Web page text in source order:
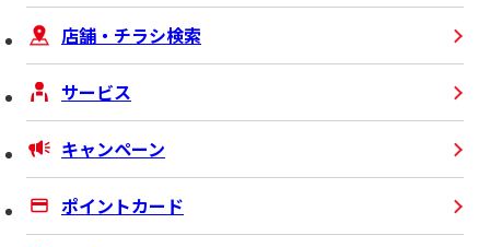
店舗・チラシ検索
サービス
キャンペーン
ポイントカード